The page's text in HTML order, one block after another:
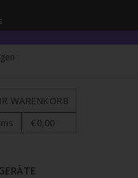
WARENKORB
€0,00